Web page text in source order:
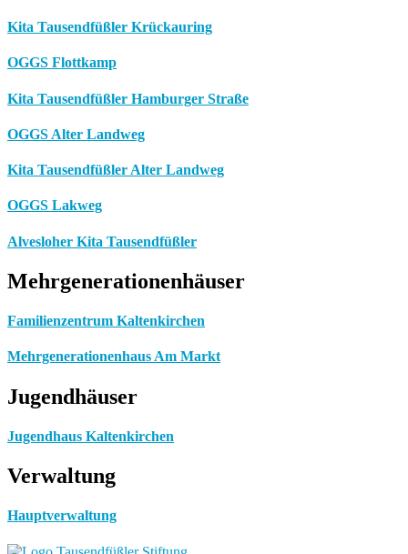
Kita Tausendfüßler Krückauring
OGGS Flottkamp
Kita Tausendfüßler Hamburger Straße
OGGS Alter Landweg
Kita Tausendfüßler Alter Landweg
OGGS Lakweg
Alvesloher Kita Tausendfüßler
Mehrgenerationenhäuser
Familienzentrum Kaltenkirchen
Mehrgenerationenhaus Am Markt
Jugendhäuser
Jugendhaus Kaltenkirchen
Verwaltung
Hauptverwaltung